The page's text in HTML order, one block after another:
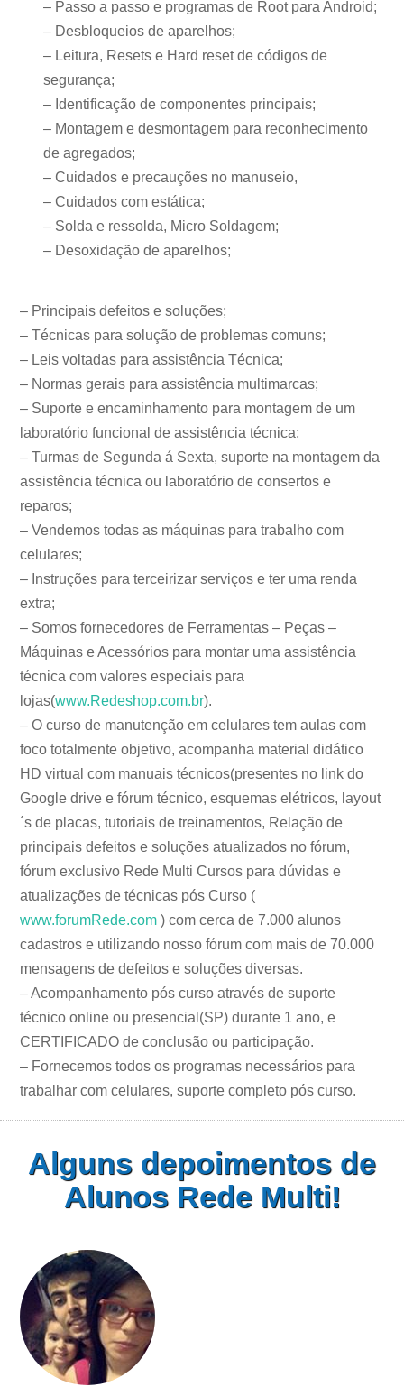
– Passo a passo e programas de Root para Android;
– Desbloqueios de aparelhos;
– Leitura, Resets e Hard reset de códigos de
segurança;
– Identificação de componentes principais;
– Montagem e desmontagem para reconhecimento
de agregados;
– Cuidados e precauções no manuseio,
– Cuidados com estática;
– Solda e ressolda, Micro Soldagem;
– Desoxidação de aparelhos;
– Principais defeitos e soluções;
– Técnicas para solução de problemas comuns;
– Leis voltadas para assistência Técnica;
– Normas gerais para assistência multimarcas;
– Suporte e encaminhamento para montagem de um
laboratório funcional de assistência técnica;
– Turmas de Segunda á Sexta, suporte na montagem da
assistência técnica ou laboratório de consertos e
reparos;
– Vendemos todas as máquinas para trabalho com
celulares;
– Instruções para terceirizar serviços e ter uma renda
extra;
– Somos fornecedores de Ferramentas – Peças –
Máquinas e Acessórios para montar uma assistência
técnica com valores especiais para
lojas(www.Redeshop.com.br).
– O curso de manutenção em celulares tem aulas com
foco totalmente objetivo, acompanha material didático
HD virtual com manuais técnicos(presentes no link do
Google drive e fórum técnico, esquemas elétricos, layout
´s de placas, tutoriais de treinamentos, Relação de
principais defeitos e soluções atualizados no fórum,
fórum exclusivo Rede Multi Cursos para dúvidas e
atualizações de técnicas pós Curso (
www.forumRede.com ) com cerca de 7.000 alunos
cadastros e utilizando nosso fórum com mais de 70.000
mensagens de defeitos e soluções diversas.
– Acompanhamento pós curso através de suporte
técnico online ou presencial(SP) durante 1 ano, e
CERTIFICADO de conclusão ou participação.
– Fornecemos todos os programas necessários para
trabalhar com celulares, suporte completo pós curso.
Alguns depoimentos de
Alunos Rede Multi!